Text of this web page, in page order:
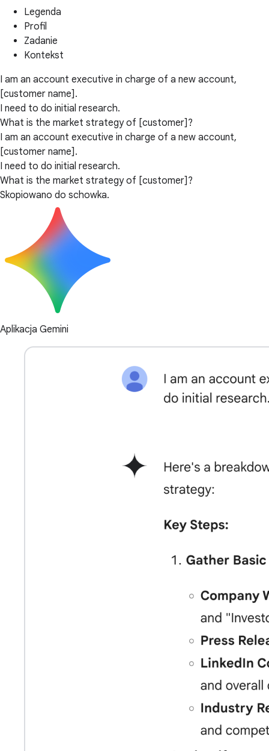
Legenda
Profil
Zadanie
Kontekst
I am an account executive in charge of a new account,
[customer name].
I need to do initial research.
What is the market strategy of [customer]?
I am an account executive in charge of a new account,
[customer name].
I need to do initial research.
What is the market strategy of [customer]?
Skopiowano do schowka.
Aplikacja Gemini